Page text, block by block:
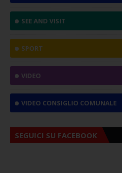
SEE AND VISIT
SPORT
VIDEO
VIDEO CONSIGLIO COMUNALE
SEGUICI SU FACEBOOK